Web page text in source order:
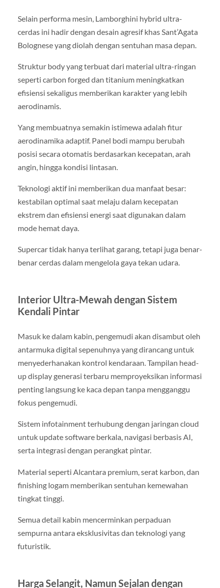
Selain performa mesin, Lamborghini hybrid ultra-
cerdas ini hadir dengan desain agresif khas Sant’Agata
Bolognese yang diolah dengan sentuhan masa depan.
Struktur body yang terbuat dari material ultra-ringan
seperti carbon forged dan titanium meningkatkan
efisiensi sekaligus memberikan karakter yang lebih
aerodinamis.
Yang membuatnya semakin istimewa adalah fitur
aerodinamika adaptif. Panel bodi mampu berubah
posisi secara otomatis berdasarkan kecepatan, arah
angin, hingga kondisi lintasan.
Teknologi aktif ini memberikan dua manfaat besar:
kestabilan optimal saat melaju dalam kecepatan
ekstrem dan efisiensi energi saat digunakan dalam
mode hemat daya.
Supercar tidak hanya terlihat garang, tetapi juga benar-
benar cerdas dalam mengelola gaya tekan udara.
Interior Ultra-Mewah dengan Sistem
Kendali Pintar
Masuk ke dalam kabin, pengemudi akan disambut oleh
antarmuka digital sepenuhnya yang dirancang untuk
menyederhanakan kontrol kendaraan. Tampilan head-
up display generasi terbaru memproyeksikan informasi
penting langsung ke kaca depan tanpa mengganggu
fokus pengemudi.
Sistem infotainment terhubung dengan jaringan cloud
untuk update software berkala, navigasi berbasis AI,
serta integrasi dengan perangkat pintar.
Material seperti Alcantara premium, serat karbon, dan
finishing logam memberikan sentuhan kemewahan
tingkat tinggi.
Semua detail kabin mencerminkan perpaduan
sempurna antara eksklusivitas dan teknologi yang
futuristik.
Harga Selangit, Namun Sejalan dengan